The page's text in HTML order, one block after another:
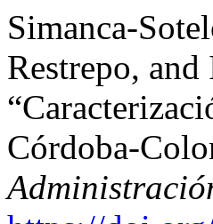
Simanca-
Restrepo,
Córdoba-